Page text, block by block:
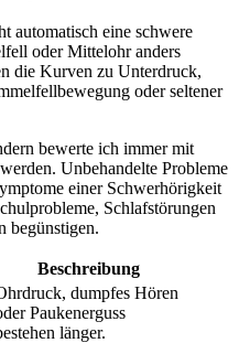
automatisch eine schwere
oder Mittelohr anders
die Kurven zu Unterdruck,
oder seltener
bewerte ich immer mit
Unbehandelte Probleme
einer Schwerhörigkeit
Schlafstörungen
begünstigen.
Beschreibung
dumpfes Hören
Paukenerguss
länger.